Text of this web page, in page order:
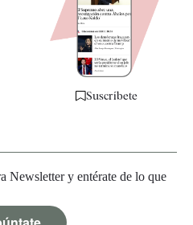
Suscríbete
Newsletter y entérate de lo que